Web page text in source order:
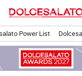
Power List